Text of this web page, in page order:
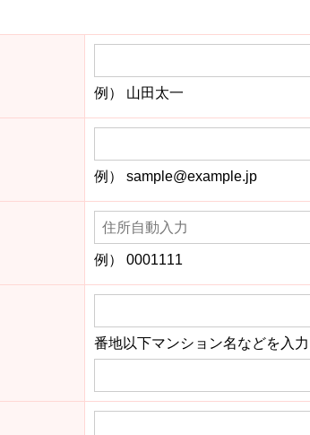
例） 山田太一
例） sample@example.jp
例） 0001111
番地以下マンション名などを入